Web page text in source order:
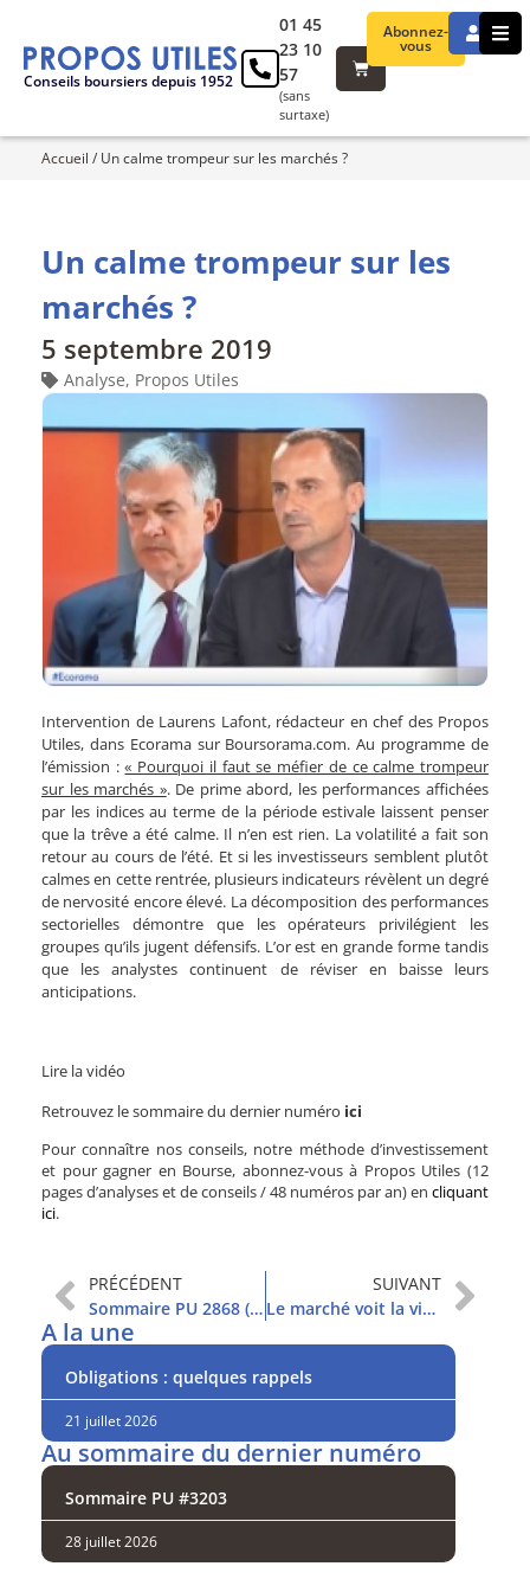
Conseils boursiers depuis 1952
Abonnez-
vous
01 45
23 10
57
(sans
surtaxe)
Accueil / Un calme trompeur sur les marchés ?
Un calme trompeur sur les
marchés ?
5 septembre 2019
Analyse, Propos Utiles
Intervention de Laurens Lafont, rédacteur en chef des Propos
Utiles, dans Ecorama sur Boursorama.com. Au programme de
l’émission :« Pourquoi il faut se méfier de ce calme trompeur
sur les marchés ». De prime abord, les performances affichées
par les indices au terme de la période estivale laissent penser
que la trêve a été calme. Il n’en est rien. La volatilité a fait son
retour au cours de l’été. Et si les investisseurs semblent plutôt
calmes en cette rentrée, plusieurs indicateurs révèlent un degré
de nervosité encore élevé. La décomposition des performances
sectorielles démontre que les opérateurs privilégient les
groupes qu’ils jugent défensifs. L’or est en grande forme tandis
que les analystes continuent de réviser en baisse leurs
anticipations.
Lire la vidéo
Retrouvez le sommaire du dernier numéro ici
Pour connaître nos conseils, notre méthode d’investissement
et pour gagner en Bourse, abonnez-vous à Propos Utiles (12
pages d’analyses et de conseils / 48 numéros par an) en cliquant
ici.
PRÉCÉDENT
Sommaire PU 2868 (3/9/2019)
SUIVANT
Le marché voit la vie en rose
A la une
Obligations : quelques rappels
21 juillet 2026
Au sommaire du dernier numéro
Sommaire PU #3203
28 juillet 2026